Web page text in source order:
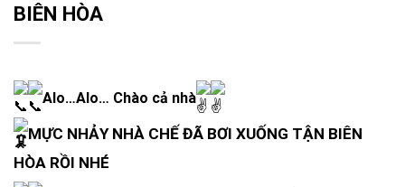
BIÊN HÒA
Alo…Alo… Chào cả nhà
MỰC NHẢY NHÀ CHẾ ĐÃ BƠI XUỐNG TẬN BIÊN
HÒA RỒI NHÉ